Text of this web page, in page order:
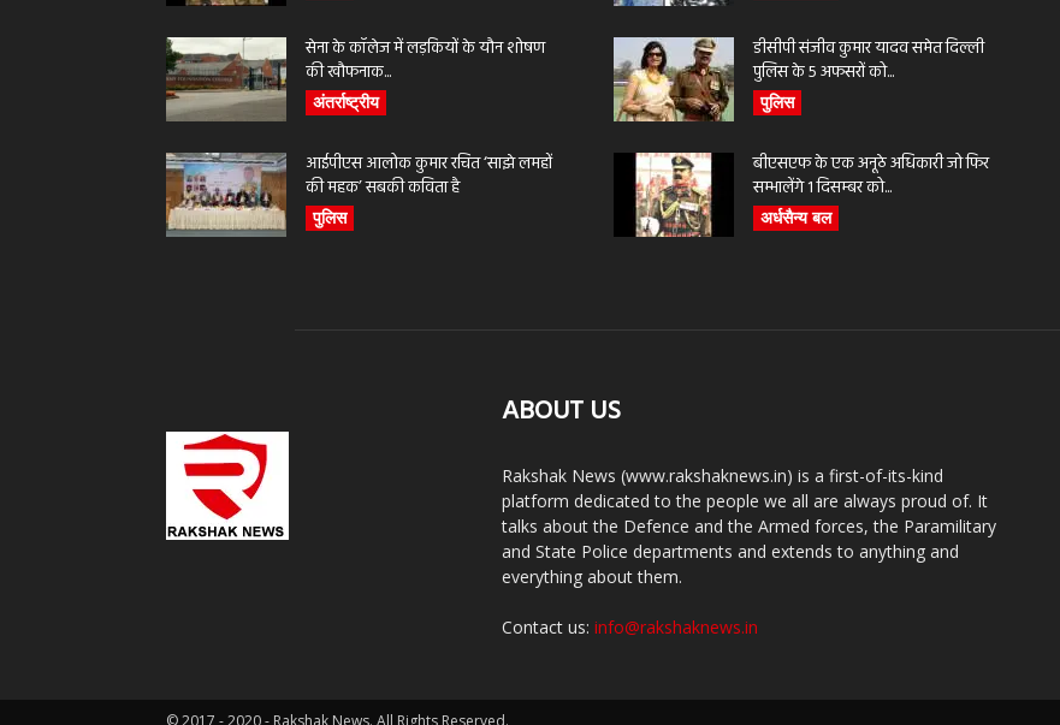
सेना के कॉलेज में लड़कियों के यौन शोषण
की खौफनाक...
अंतर्राष्ट्रीय
आईपीएस आलोक कुमार रचित ‘साझे लमहों
की महक’ सबकी कविता है
पुलिस
डीसीपी संजीव कुमार यादव समेत दिल्ली
पुलिस के 5 अफसरों को...
पुलिस
बीएसएफ के एक अनूठे अधिकारी जो फिर
सम्भालेंगे 1 दिसम्बर को...
अर्धसैन्य बल
ABOUT US
Rakshak News (www.rakshaknews.in) is a first-of-its-kind
platform dedicated to the people we all are always proud of. It
talks about the Defence and the Armed forces, the Paramilitary
and State Police departments and extends to anything and
everything about them.
Contact us: info@rakshaknews.in
© 2017 - 2020 - Rakshak News. All Rights Reserved.